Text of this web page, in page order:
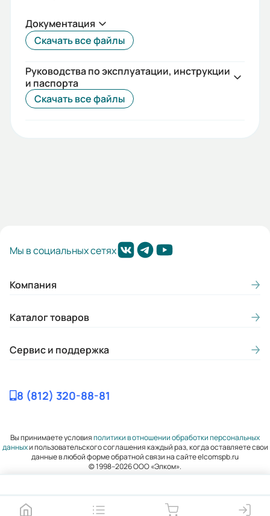
Документация
Скачать все файлы
Руководства по эксплуатации, инструкции
и паспорта
Скачать все файлы
Мы в социальных сетях
Компания
Каталог товаров
Сервис и поддержка
8 (812) 320-88-81
Вы принимаете условияполитики в отношении обработки персональных
данныхи пользовательского соглашения каждый раз, когда оставляете свои
данные в любой форме обратной связи на сайте elcomspb.ru
© 1998–2026 ООО «Элком».